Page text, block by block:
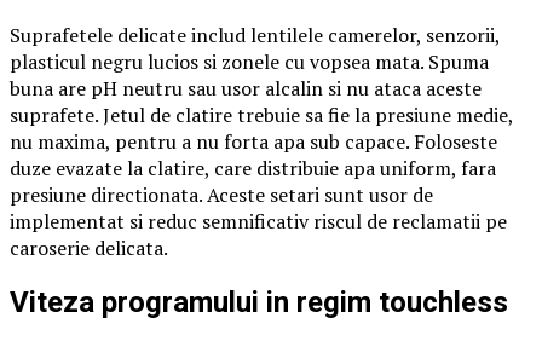
Suprafetele delicate includ lentilele camerelor, senzorii,
plasticul negru lucios si zonele cu vopsea mata. Spuma
buna are pH neutru sau usor alcalin si nu ataca aceste
suprafete. Jetul de clatire trebuie sa fie la presiune medie,
nu maxima, pentru a nu forta apa sub capace. Foloseste
duze evazate la clatire, care distribuie apa uniform, fara
presiune directionata. Aceste setari sunt usor de
implementat si reduc semnificativ riscul de reclamatii pe
caroserie delicata.
Viteza programului in regim touchless